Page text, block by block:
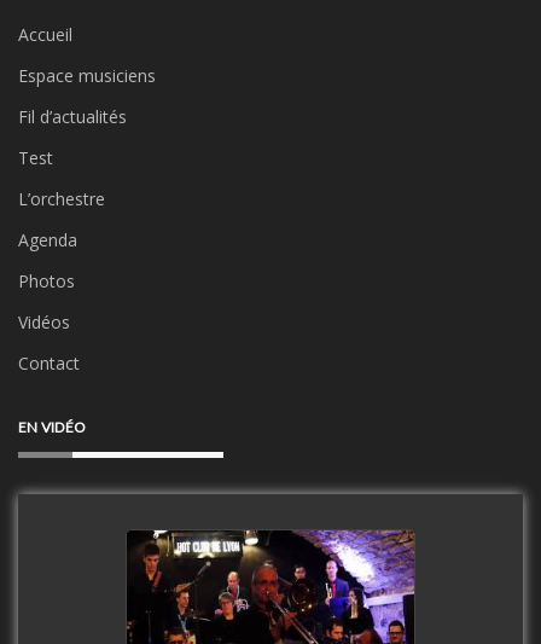
Accueil
Espace musiciens
Fil d’actualités
Test
L’orchestre
Agenda
Photos
Vidéos
Contact
EN VIDÉO
Clip Only Big Band 2019
watch video